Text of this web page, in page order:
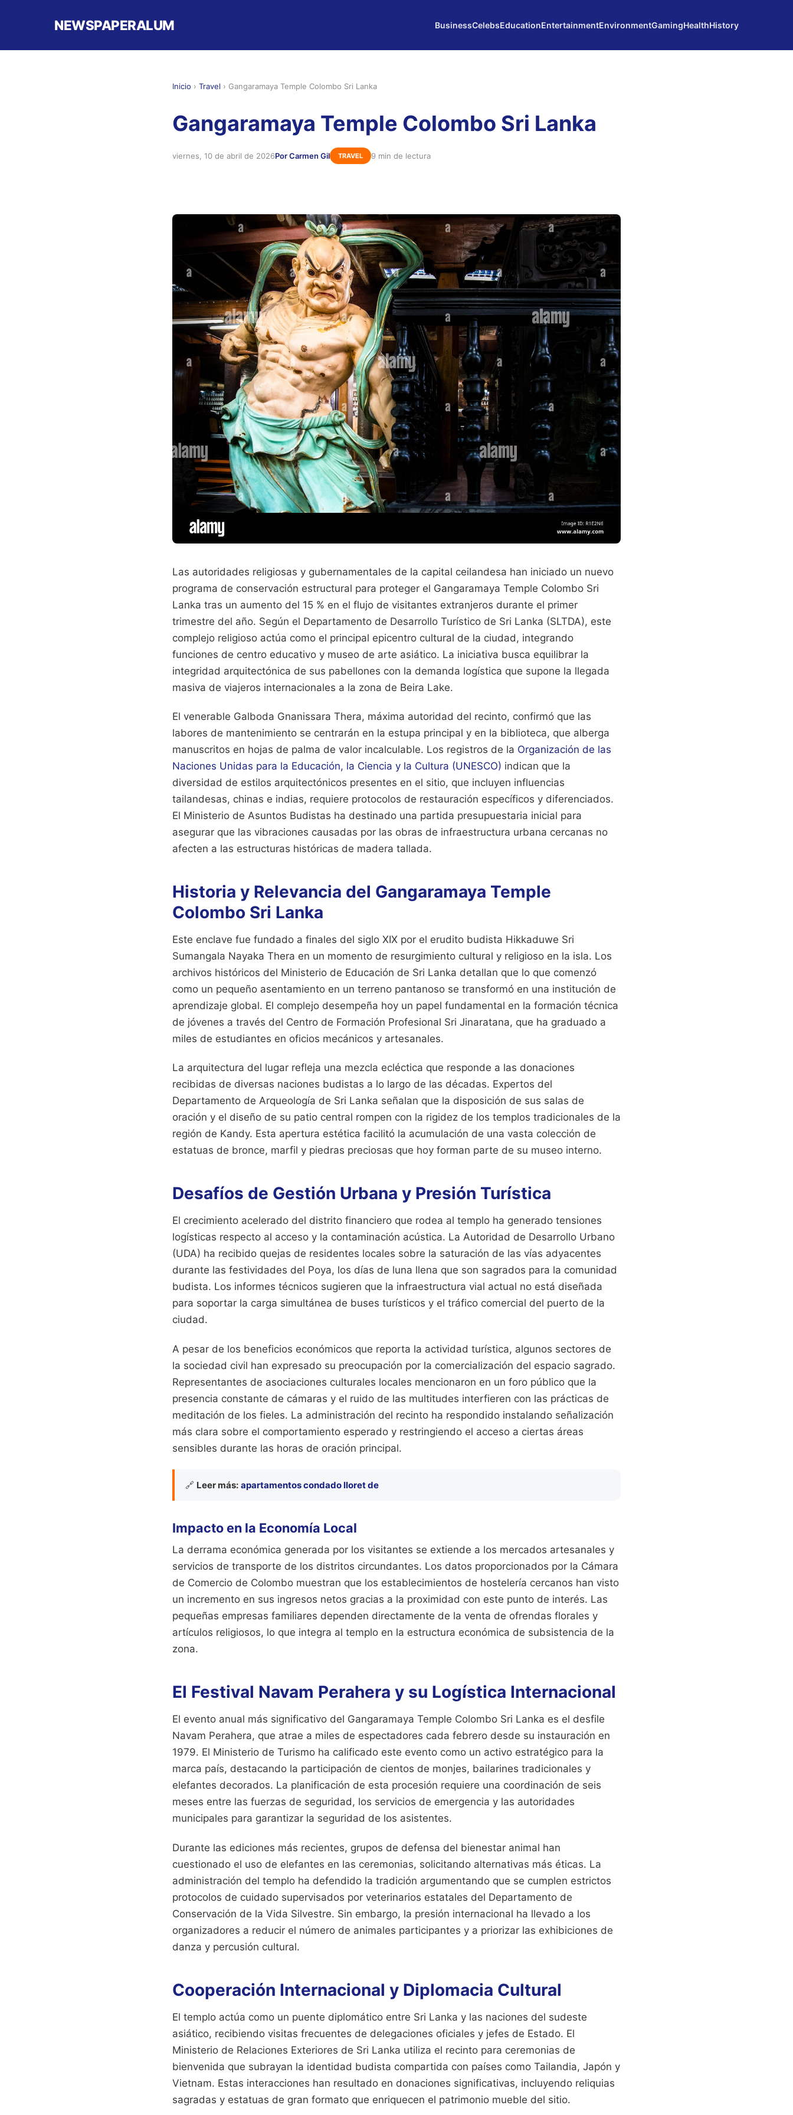
NEWSPAPERALUM BusinessCelebsEducationEntertainmentEnvironmentGamingHealthHistory
Inicio › Travel › Gangaramaya Temple Colombo Sri Lanka
Gangaramaya Temple Colombo Sri Lanka
viernes, 10 de abril de 2026Por Carmen Gil TRAVEL 9 min de lectura
Las autoridades religiosas y gubernamentales de la capital ceilandesa han iniciado un nuevo
programa de conservación estructural para proteger el Gangaramaya Temple Colombo Sri
Lanka tras un aumento del 15 % en el flujo de visitantes extranjeros durante el primer
trimestre del año. Según el Departamento de Desarrollo Turístico de Sri Lanka (SLTDA), este
complejo religioso actúa como el principal epicentro cultural de la ciudad, integrando
funciones de centro educativo y museo de arte asiático. La iniciativa busca equilibrar la
integridad arquitectónica de sus pabellones con la demanda logística que supone la llegada
masiva de viajeros internacionales a la zona de Beira Lake.
El venerable Galboda Gnanissara Thera, máxima autoridad del recinto, confirmó que las
labores de mantenimiento se centrarán en la estupa principal y en la biblioteca, que alberga
manuscritos en hojas de palma de valor incalculable. Los registros de la Organización de las
Naciones Unidas para la Educación, la Ciencia y la Cultura (UNESCO) indican que la
diversidad de estilos arquitectónicos presentes en el sitio, que incluyen influencias
tailandesas, chinas e indias, requiere protocolos de restauración específicos y diferenciados.
El Ministerio de Asuntos Budistas ha destinado una partida presupuestaria inicial para
asegurar que las vibraciones causadas por las obras de infraestructura urbana cercanas no
afecten a las estructuras históricas de madera tallada.
Historia y Relevancia del Gangaramaya Temple
Colombo Sri Lanka
Este enclave fue fundado a finales del siglo XIX por el erudito budista Hikkaduwe Sri
Sumangala Nayaka Thera en un momento de resurgimiento cultural y religioso en la isla. Los
archivos históricos del Ministerio de Educación de Sri Lanka detallan que lo que comenzó
como un pequeño asentamiento en un terreno pantanoso se transformó en una institución de
aprendizaje global. El complejo desempeña hoy un papel fundamental en la formación técnica
de jóvenes a través del Centro de Formación Profesional Sri Jinaratana, que ha graduado a
miles de estudiantes en oficios mecánicos y artesanales.
La arquitectura del lugar refleja una mezcla ecléctica que responde a las donaciones
recibidas de diversas naciones budistas a lo largo de las décadas. Expertos del
Departamento de Arqueología de Sri Lanka señalan que la disposición de sus salas de
oración y el diseño de su patio central rompen con la rigidez de los templos tradicionales de la
región de Kandy. Esta apertura estética facilitó la acumulación de una vasta colección de
estatuas de bronce, marfil y piedras preciosas que hoy forman parte de su museo interno.
Desafíos de Gestión Urbana y Presión Turística
El crecimiento acelerado del distrito financiero que rodea al templo ha generado tensiones
logísticas respecto al acceso y la contaminación acústica. La Autoridad de Desarrollo Urbano
(UDA) ha recibido quejas de residentes locales sobre la saturación de las vías adyacentes
durante las festividades del Poya, los días de luna llena que son sagrados para la comunidad
budista. Los informes técnicos sugieren que la infraestructura vial actual no está diseñada
para soportar la carga simultánea de buses turísticos y el tráfico comercial del puerto de la
ciudad.
A pesar de los beneficios económicos que reporta la actividad turística, algunos sectores de
la sociedad civil han expresado su preocupación por la comercialización del espacio sagrado.
Representantes de asociaciones culturales locales mencionaron en un foro público que la
presencia constante de cámaras y el ruido de las multitudes interfieren con las prácticas de
meditación de los fieles. La administración del recinto ha respondido instalando señalización
más clara sobre el comportamiento esperado y restringiendo el acceso a ciertas áreas
sensibles durante las horas de oración principal.
🔗 Leer más: apartamentos condado lloret de
Impacto en la Economía Local
La derrama económica generada por los visitantes se extiende a los mercados artesanales y
servicios de transporte de los distritos circundantes. Los datos proporcionados por la Cámara
de Comercio de Colombo muestran que los establecimientos de hostelería cercanos han visto
un incremento en sus ingresos netos gracias a la proximidad con este punto de interés. Las
pequeñas empresas familiares dependen directamente de la venta de ofrendas florales y
artículos religiosos, lo que integra al templo en la estructura económica de subsistencia de la
zona.
El Festival Navam Perahera y su Logística Internacional
El evento anual más significativo del Gangaramaya Temple Colombo Sri Lanka es el desfile
Navam Perahera, que atrae a miles de espectadores cada febrero desde su instauración en
1979. El Ministerio de Turismo ha calificado este evento como un activo estratégico para la
marca país, destacando la participación de cientos de monjes, bailarines tradicionales y
elefantes decorados. La planificación de esta procesión requiere una coordinación de seis
meses entre las fuerzas de seguridad, los servicios de emergencia y las autoridades
municipales para garantizar la seguridad de los asistentes.
Durante las ediciones más recientes, grupos de defensa del bienestar animal han
cuestionado el uso de elefantes en las ceremonias, solicitando alternativas más éticas. La
administración del templo ha defendido la tradición argumentando que se cumplen estrictos
protocolos de cuidado supervisados por veterinarios estatales del Departamento de
Conservación de la Vida Silvestre. Sin embargo, la presión internacional ha llevado a los
organizadores a reducir el número de animales participantes y a priorizar las exhibiciones de
danza y percusión cultural.
Cooperación Internacional y Diplomacia Cultural
El templo actúa como un puente diplomático entre Sri Lanka y las naciones del sudeste
asiático, recibiendo visitas frecuentes de delegaciones oficiales y jefes de Estado. El
Ministerio de Relaciones Exteriores de Sri Lanka utiliza el recinto para ceremonias de
bienvenida que subrayan la identidad budista compartida con países como Tailandia, Japón y
Vietnam. Estas interacciones han resultado en donaciones significativas, incluyendo reliquias
sagradas y estatuas de gran formato que enriquecen el patrimonio mueble del sitio.